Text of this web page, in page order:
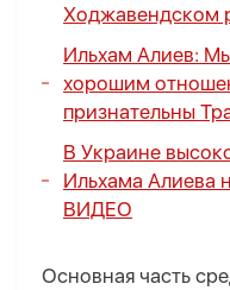
Ходжавендском
Ильхам Алиев:
хорошим
признательны
В Украине
Ильхама
ВИДЕО
Основная часть